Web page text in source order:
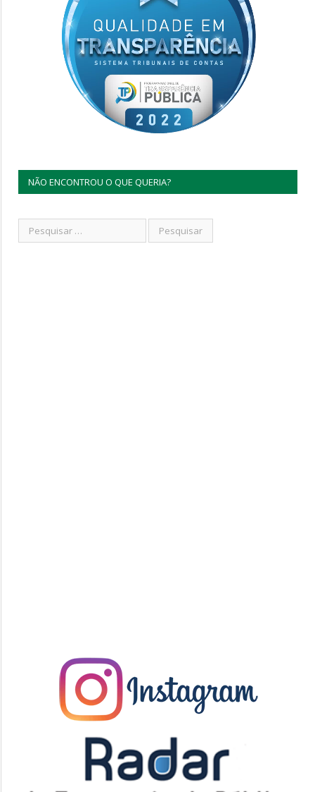
NÃO ENCONTROU O QUE QUERIA?